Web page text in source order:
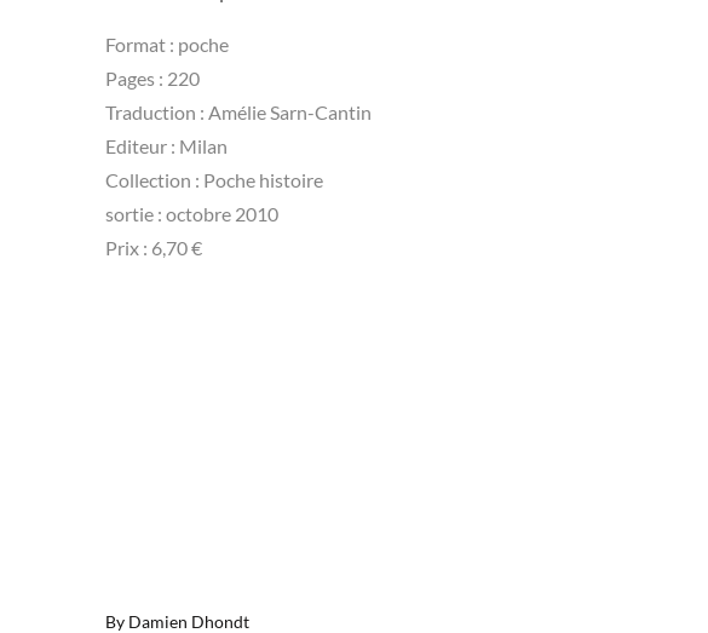
Format : poche
Pages : 220
Traduction : Amélie Sarn-Cantin
Editeur : Milan
Collection : Poche histoire
sortie : octobre 2010
Prix : 6,70 €
By Damien Dhondt